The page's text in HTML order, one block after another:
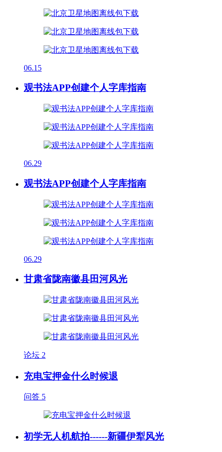
06.15
观书法APP创建个人字库指南
06.29
观书法APP创建个人字库指南
06.29
甘肃省陇南徽县田河风光
论坛 2
充电宝押金什么时候退
问答 5
初学无人机航拍------新疆伊犁风光